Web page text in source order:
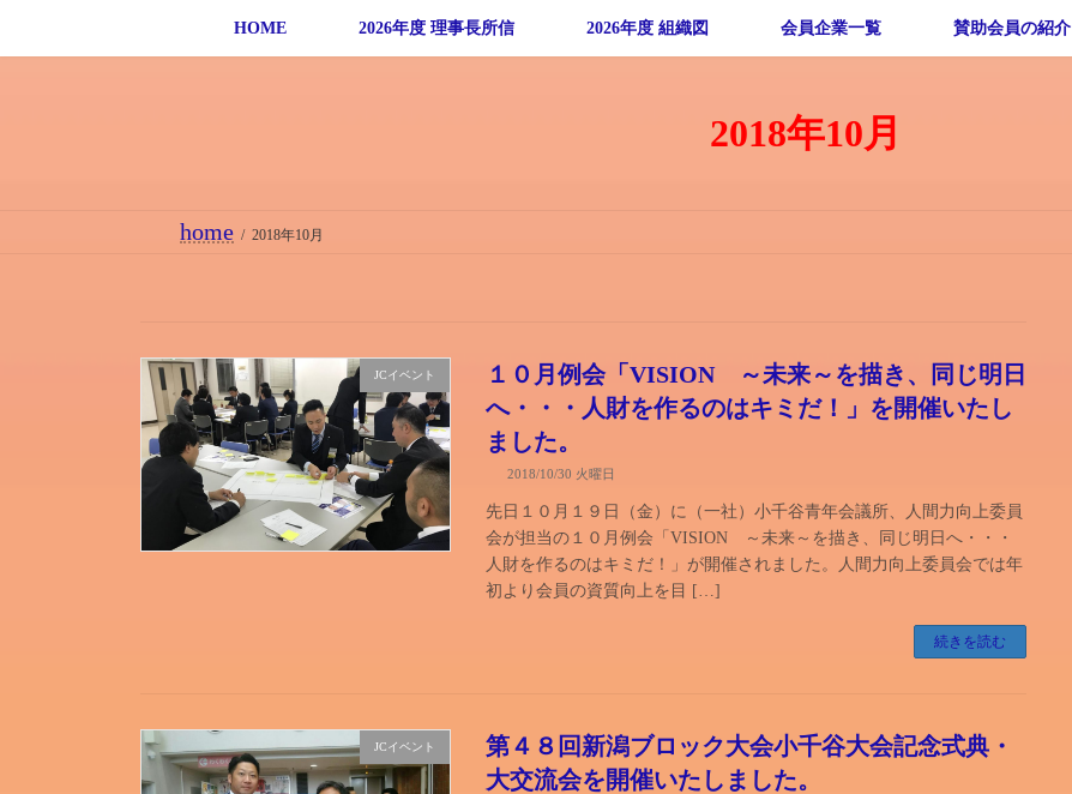
HOME 2026年度 理事長所信 2026年度 組織図 会員企業一覧 賛助会員の紹介
2018年10月
home 2018年10月
JCイベント
１０月例会「VISION ～未来～を描き、同じ明日
へ・・・人財を作るのはキミだ！」を開催いたし
ました。
2018/10/30 火曜日
先日１０月１９日（金）に（一社）小千谷青年会議所、人間力向上委員
会が担当の１０月例会「VISION ～未来～を描き、同じ明日へ・・・
人財を作るのはキミだ！」が開催されました。人間力向上委員会では年
初より会員の資質向上を目 […]
続きを読む
JCイベント
第４８回新潟ブロック大会小千谷大会記念式典・
大交流会を開催いたしました。